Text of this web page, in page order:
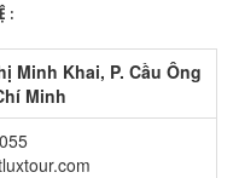
:
Minh Khai, P. Cầu Ông
Minh